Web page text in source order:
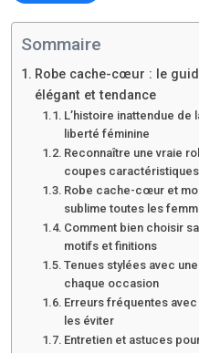
Sommaire
Robe cache-cœur : le
élégant et tendance
L’histoire inattendue
liberté féminine
Reconnaître une vraie
coupes caractéristiques
Robe cache-cœur et
sublime toutes les
Comment bien choisir
motifs et finitions
Tenues stylées avec
chaque occasion
Erreurs fréquentes
les éviter
Entretien et astuces